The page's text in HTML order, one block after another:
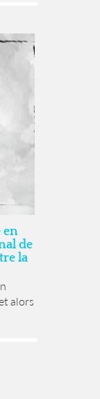
en
de
la
alors